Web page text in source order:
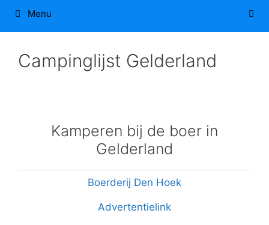
Menu
Campinglijst Gelderland
Kamperen bij de boer in
Gelderland
Boerderij Den Hoek
Advertentielink